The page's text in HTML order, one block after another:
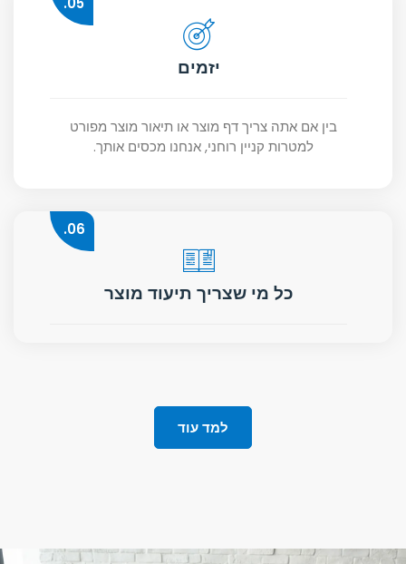
יזמים
בין אם אתה צריך דף מוצר או תיאור מוצר מפורט
למטרות קניין רוחני, אנחנו מכסים אותך.
06.
כל מי שצריך תיעוד מוצר
למד עוד